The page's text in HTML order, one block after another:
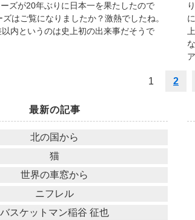
ズが20年ぶりに日本一を果たしたので
ズはご覧になりましたか？激熱でしたね。
内というのは史上初の出来事だそうで
1 2
最新の記事
北の国から
猫
世界の車窓から
ニフレル
バスケットマン稲谷 征也